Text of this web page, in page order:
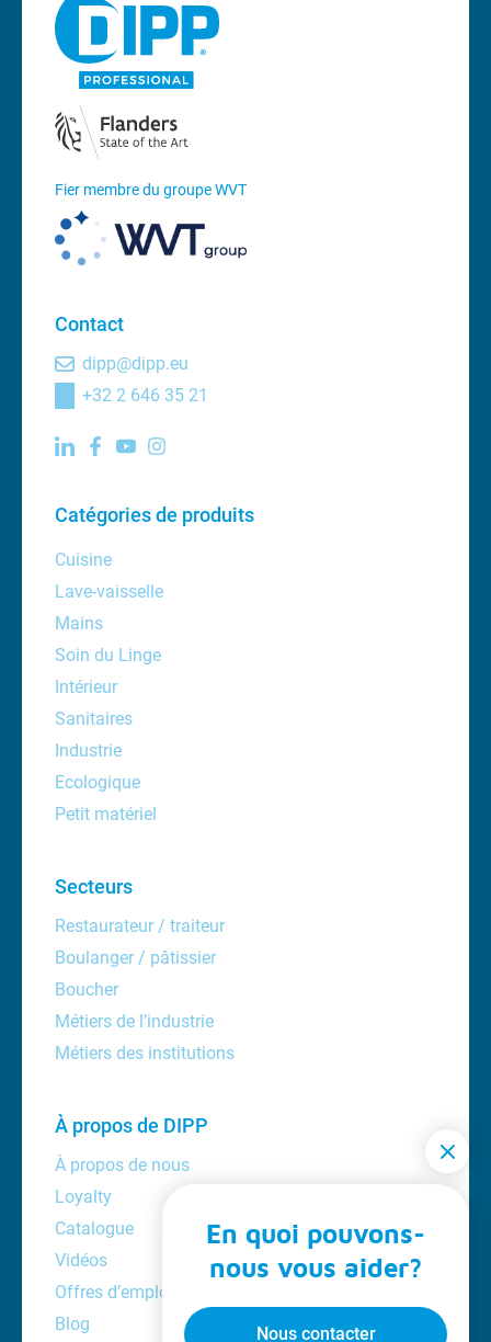
Fier membre du groupe WVT
Contact
dipp@dipp.eu
+32 2 646 35 21
Catégories de produits
Cuisine
Lave-vaisselle
Mains
Soin du Linge
Intérieur
Sanitaires
Industrie
Ecologique
Petit matériel
Secteurs
Restaurateur / traiteur
Boulanger / pâtissier
Boucher
Métiers de l’industrie
Métiers des institutions
À propos de DIPP
À propos de nous
Loyalty
Catalogue
Vidéos
Offres d’emploi
Blog
En quoi pouvons-
nous vous aider?
Nous contacter